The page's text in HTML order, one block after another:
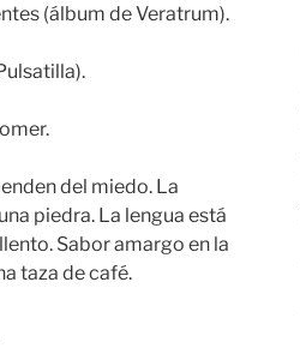
(álbum de Veratrum).
del miedo. La
piedra. La lengua está
Sabor amargo en la
taza de café.